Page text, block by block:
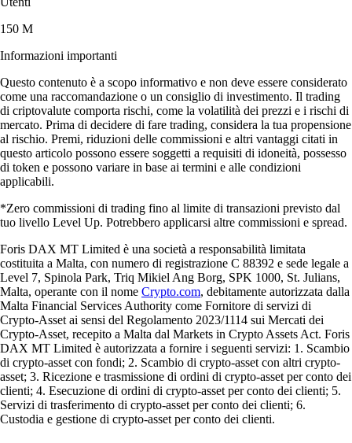
150 M
Informazioni importanti
Questo contenuto è a scopo informativo e non deve essere considerato
come una raccomandazione o un consiglio di investimento. Il trading
di criptovalute comporta rischi, come la volatilità dei prezzi e i rischi di
mercato. Prima di decidere di fare trading, considera la tua propensione
al rischio. Premi, riduzioni delle commissioni e altri vantaggi citati in
questo articolo possono essere soggetti a requisiti di idoneità, possesso
di token e possono variare in base ai termini e alle condizioni
applicabili.
*Zero commissioni di trading fino al limite di transazioni previsto dal
tuo livello Level Up. Potrebbero applicarsi altre commissioni e spread.
Foris DAX MT Limited è una società a responsabilità limitata
costituita a Malta, con numero di registrazione C 88392 e sede legale a
Level 7, Spinola Park, Triq Mikiel Ang Borg, SPK 1000, St. Julians,
Malta, operante con il nome Crypto.com, debitamente autorizzata dalla
Malta Financial Services Authority come Fornitore di servizi di
Crypto-Asset ai sensi del Regolamento 2023/1114 sui Mercati dei
Crypto-Asset, recepito a Malta dal Markets in Crypto Assets Act. Foris
DAX MT Limited è autorizzata a fornire i seguenti servizi: 1. Scambio
di crypto-asset con fondi; 2. Scambio di crypto-asset con altri crypto-
asset; 3. Ricezione e trasmissione di ordini di crypto-asset per conto dei
clienti; 4. Esecuzione di ordini di crypto-asset per conto dei clienti; 5.
Servizi di trasferimento di crypto-asset per conto dei clienti; 6.
Custodia e gestione di crypto-asset per conto dei clienti.